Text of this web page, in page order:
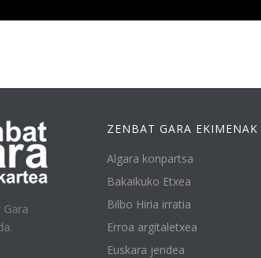
ZENBAT GARA EKIMENAK
Algara konpartsa
Bakaikuko Etxea
Bilbo Hiria irratia
Erroa argitaletxea
Euskara jendea